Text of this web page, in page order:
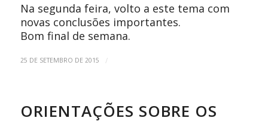
Na segunda feira, volto a este tema com
novas conclusões importantes.
Bom final de semana.
25 DE SETEMBRO DE 2015 /
ORIENTAÇÕES SOBRE OS